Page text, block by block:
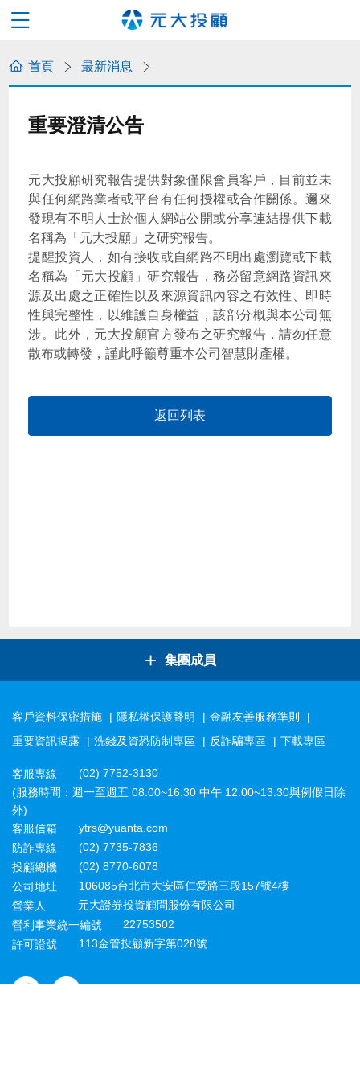
首頁 最新消息
重要澄清公告
元大投顧研究報告提供對象僅限會員客戶，目前並未
與任何網路業者或平台有任何授權或合作關係。邇來
發現有不明人士於個人網站公開或分享連結提供下載
名稱為「元大投顧」之研究報告。
提醒投資人，如有接收或自網路不明出處瀏覽或下載
名稱為「元大投顧」研究報告，務必留意網路資訊來
源及出處之正確性以及來源資訊內容之有效性、即時
性與完整性，以維護自身權益，該部分概與本公司無
涉。此外，元大投顧官方發布之研究報告，請勿任意
散布或轉發，謹此呼籲尊重本公司智慧財產權。
返回列表
+ 集團成員
客戶資料保密措施 隱私權保護聲明
金融友善服務準則
重要資訊揭露
洗錢及資恐防制專區 反詐騙專區 下載專區
客服專線
(02) 7752-3130
(服務時間：週一至週五 08:00~16:30 中午 12:00~13:30與例假日除
外)
客服信箱
ytrs@yuanta.com
防詐專線
(02) 7735-7836
投顧總機
(02) 8770-6078
公司地址
106085台北市大安區仁愛路三段157號4樓
營業人
元大證券投資顧問股份有限公司
營利事業統一編號
22753502
許可證號
113金管投顧新字第028號